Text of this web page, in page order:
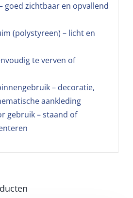
goed zichtbaar en opvallend
(polystyreen) – licht en
te verven of
– decoratie,
aankleding
gebruik – staand of